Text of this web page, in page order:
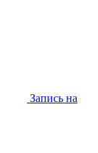
Запись на